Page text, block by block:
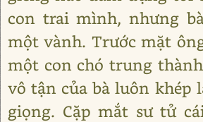
con trai mình, nhưng
một vành. Trước mặt
một con chó trung
vô tận của bà luôn khép
giọng. Cặp mắt sư tử